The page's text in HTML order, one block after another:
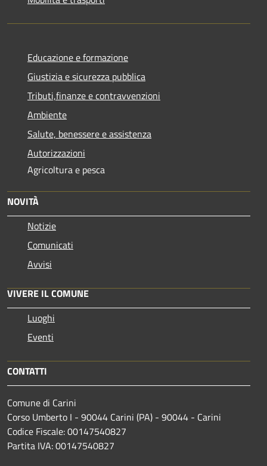
Educazione e formazione
Giustizia e sicurezza pubblica
Tributi,finanze e contravvenzioni
Ambiente
Salute, benessere e assistenza
Autorizzazioni
Agricoltura e pesca
NOVITÀ
Notizie
Comunicati
Avvisi
VIVERE IL COMUNE
Luoghi
Eventi
CONTATTI
Comune di Carini
Corso Umberto I - 90044 Carini (PA) - 90044 - Carini
Codice Fiscale: 00147540827
Partita IVA: 00147540827